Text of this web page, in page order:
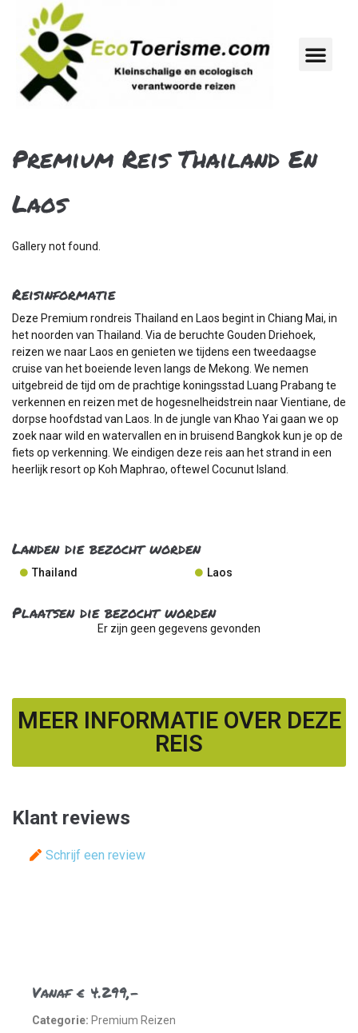
Premium Reis Thailand En
Laos
Gallery not found.
Reisinformatie
Deze Premium rondreis Thailand en Laos begint in Chiang Mai, in
het noorden van Thailand. Via de beruchte Gouden Driehoek,
reizen we naar Laos en genieten we tijdens een tweedaagse
cruise van het boeiende leven langs de Mekong. We nemen
uitgebreid de tijd om de prachtige koningsstad Luang Prabang te
verkennen en reizen met de hogesnelheidstrein naar Vientiane, de
dorpse hoofdstad van Laos. In de jungle van Khao Yai gaan we op
zoek naar wild en watervallen en in bruisend Bangkok kun je op de
fiets op verkenning. We eindigen deze reis aan het strand in een
heerlijk resort op Koh Maphrao, oftewel Cocunut Island.
Landen die bezocht worden
Thailand Laos
Plaatsen die bezocht worden
Er zijn geen gegevens gevonden
MEER INFORMATIE OVER DEZE
REIS
Klant reviews
Schrijf een review
Vanaf € 4.299,-
Categorie: Premium Reizen